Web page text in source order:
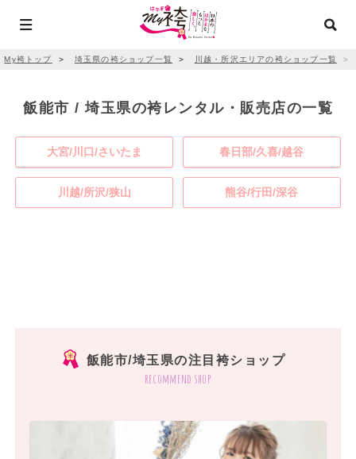
My袴トップ ＞ 埼玉県の袴ショップ一覧 ＞ 川越・所沢エリアの袴ショップ一覧 ＞
飯能市 / 埼玉県の袴レンタル・販売店の一覧
大宮/川口/さいたま 春日部/久喜/越谷
川越/所沢/狭山 熊谷/行田/深谷
飯能市/埼玉県の注目袴ショップ
recommend shop